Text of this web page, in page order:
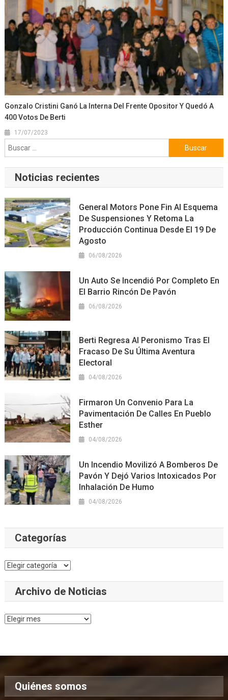
Gonzalo Cristini Ganó La Interna Del Frente Opositor Y Quedó A
400 Votos De Berti
17/07/2023
Buscar:
Noticias recientes
General Motors Pone Fin Al Esquema
De Suspensiones Y Retoma La
Producción Continua Desde El 19 De
Agosto
06/08/2026
Un Auto Se Incendió Por Completo En
El Barrio Rincón De Pavón
06/08/2026
Berti Regresa Al Peronismo Tras El
Fracaso De Su Última Aventura
Electoral
04/08/2026
Firmaron Un Convenio Para La
Pavimentación De Calles En Pueblo
Esther
04/08/2026
Un Incendio Movilizó A Bomberos De
Pavón Y Dejó Varios Intoxicados Por
Inhalación De Humo
04/08/2026
Categorías
Categorías
Archivo de Noticias
Archivo
Quiénes somos